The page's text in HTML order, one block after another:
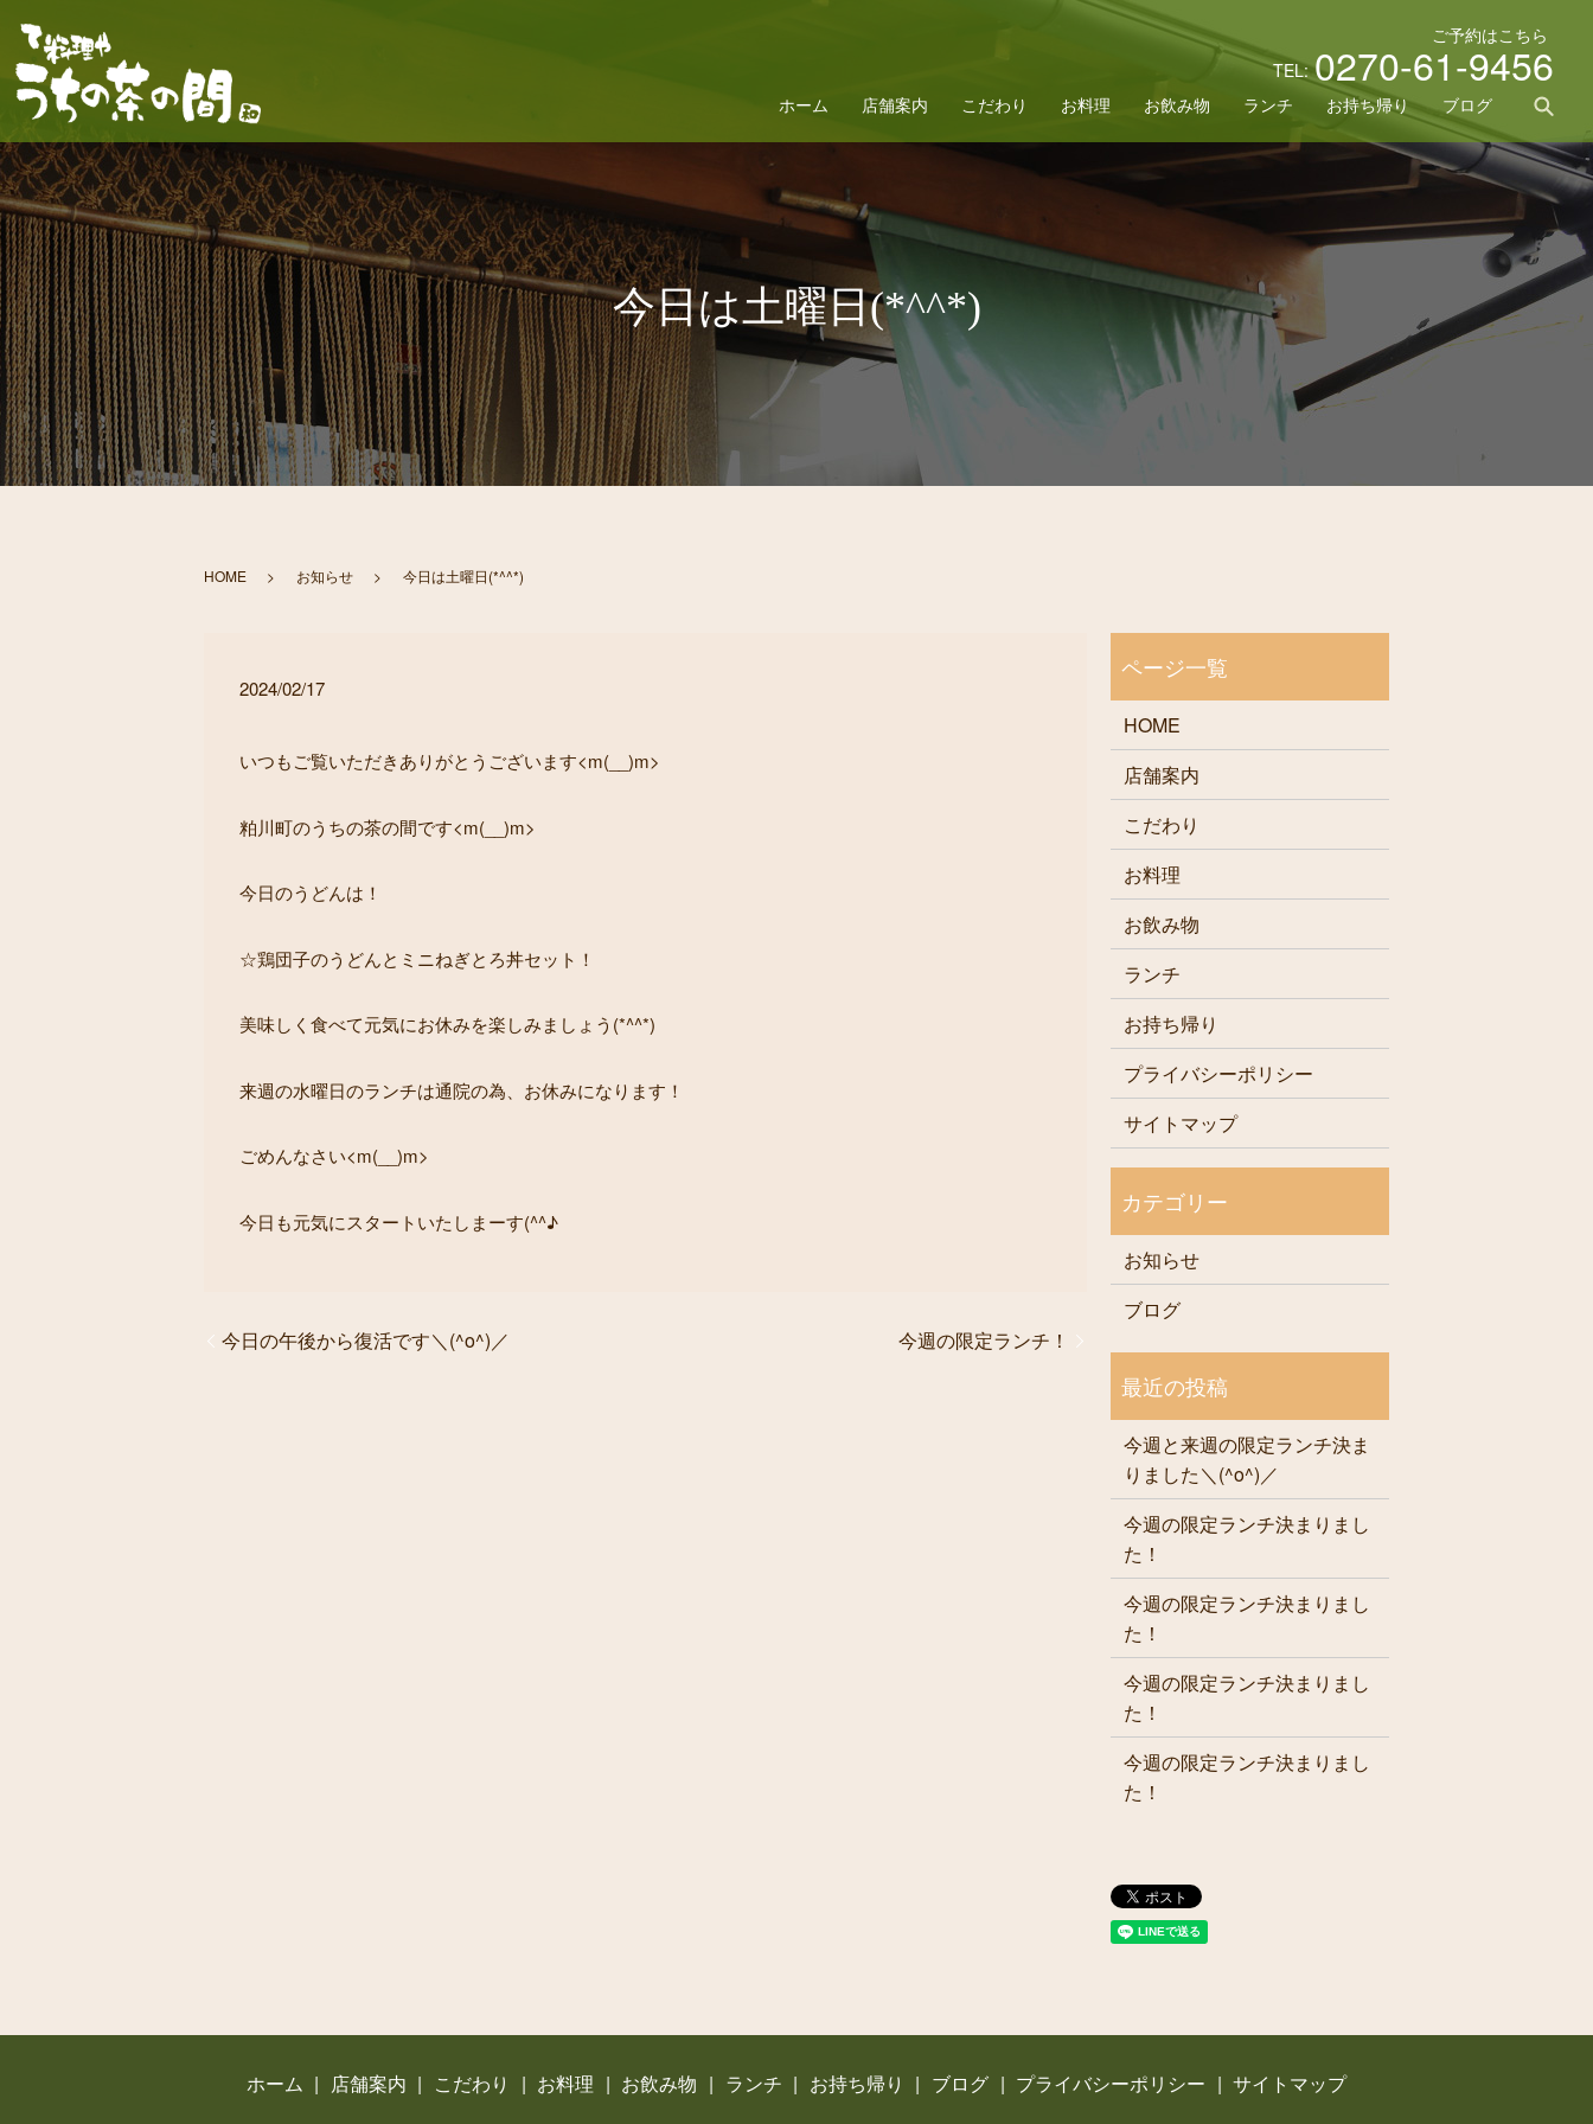
ホーム 店舗案内 こだわり お料理 お飲み物 ランチ お持ち帰り ブログ
ご予約はこちら
TEL: 0270-61-9456
今日は土曜日(*^^*)
HOME お知らせ 今日は土曜日(*^^*)
2024/02/17
いつもご覧いただきありがとうございます<m(__)m>
粕川町のうちの茶の間です<m(__)m>
今日のうどんは！
☆鶏団子のうどんとミニねぎとろ丼セット！
美味しく食べて元気にお休みを楽しみましょう(*^^*)
来週の水曜日のランチは通院の為、お休みになります！
ごめんなさい<m(__)m>
今日も元気にスタートいたしまーす(^^♪
今日の午後から復活です＼(^o^)／ 今週の限定ランチ！
HOME
店舗案内
こだわり
お料理
お飲み物
ランチ
お持ち帰り
プライバシーポリシー
サイトマップ
お知らせ
ブログ
今週と来週の限定ランチ決ま
りました＼(^o^)／
今週の限定ランチ決まりまし
た！
今週の限定ランチ決まりまし
た！
今週の限定ランチ決まりまし
た！
今週の限定ランチ決まりまし
た！
ホーム 店舗案内 こだわり お料理 お飲み物 ランチ お持ち帰り ブログ プライバシーポリシー サイトマップ